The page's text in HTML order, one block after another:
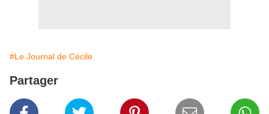
#Le Journal de Cécile
Partager